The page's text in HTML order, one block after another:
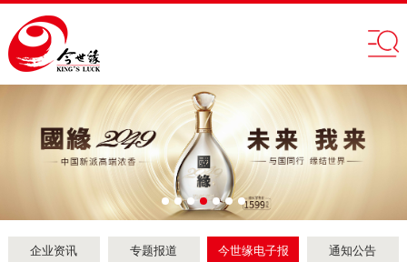
企业资讯 专题报道 今世缘电子报 通知公告